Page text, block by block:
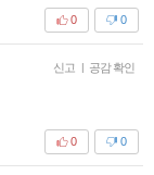
0
0
신고 | 공감 확인
0
0